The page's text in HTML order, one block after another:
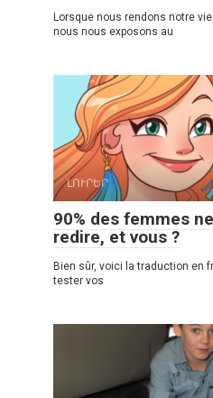
Lorsque nous rendons notre
nous nous exposons au
ԼՈՒՐԵՐ
90% des femmes
redire, et vous ?
Bien sûr, voici la traduction en
tester vos